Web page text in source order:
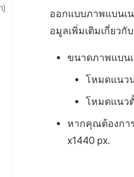
)
ออกแบบภาพแบนเ
อมูลเพิ่มเติมเกี่ยวกั
ขนาดภาพแบน
โหมดแนว
โหมดแนว
หากคุณต้องกา
x1440 px.